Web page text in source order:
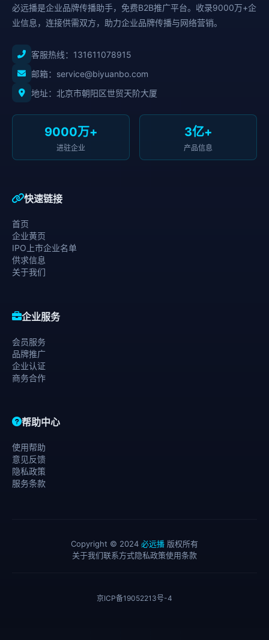
必远播是企业品牌传播助手，免费B2B推广平台。收录9000万+企
业信息，连接供需双方，助力企业品牌传播与网络营销。
客服热线： 131611078915
邮箱：service@biyuanbo.com
地址：北京市朝阳区世贸天阶大厦
9000万+
进驻企业
3亿+
产品信息
快速链接
首页
企业黄页
IPO上市企业名单
供求信息
关于我们
企业服务
会员服务
品牌推广
企业认证
商务合作
帮助中心
使用帮助
意见反馈
隐私政策
服务条款
Copyright © 2024 必远播 版权所有
关于我们联系方式隐私政策使用条款
京ICP备19052213号-4